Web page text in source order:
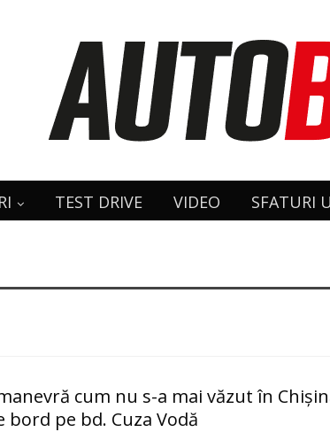
TEST DRIVE VIDEO SFATURI
cum nu s-a mai văzut în
bord pe bd. Cuza Vodă